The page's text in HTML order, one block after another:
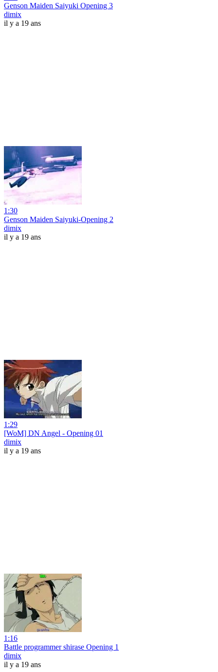
Genson Maiden Saiyuki Opening 3
dimix
il y a 19 ans
1:30
Genson Maiden Saiyuki-Opening 2
dimix
il y a 19 ans
1:29
[WoM] DN Angel - Opening 01
dimix
il y a 19 ans
1:16
Battle programmer shirase Opening 1
dimix
il y a 19 ans